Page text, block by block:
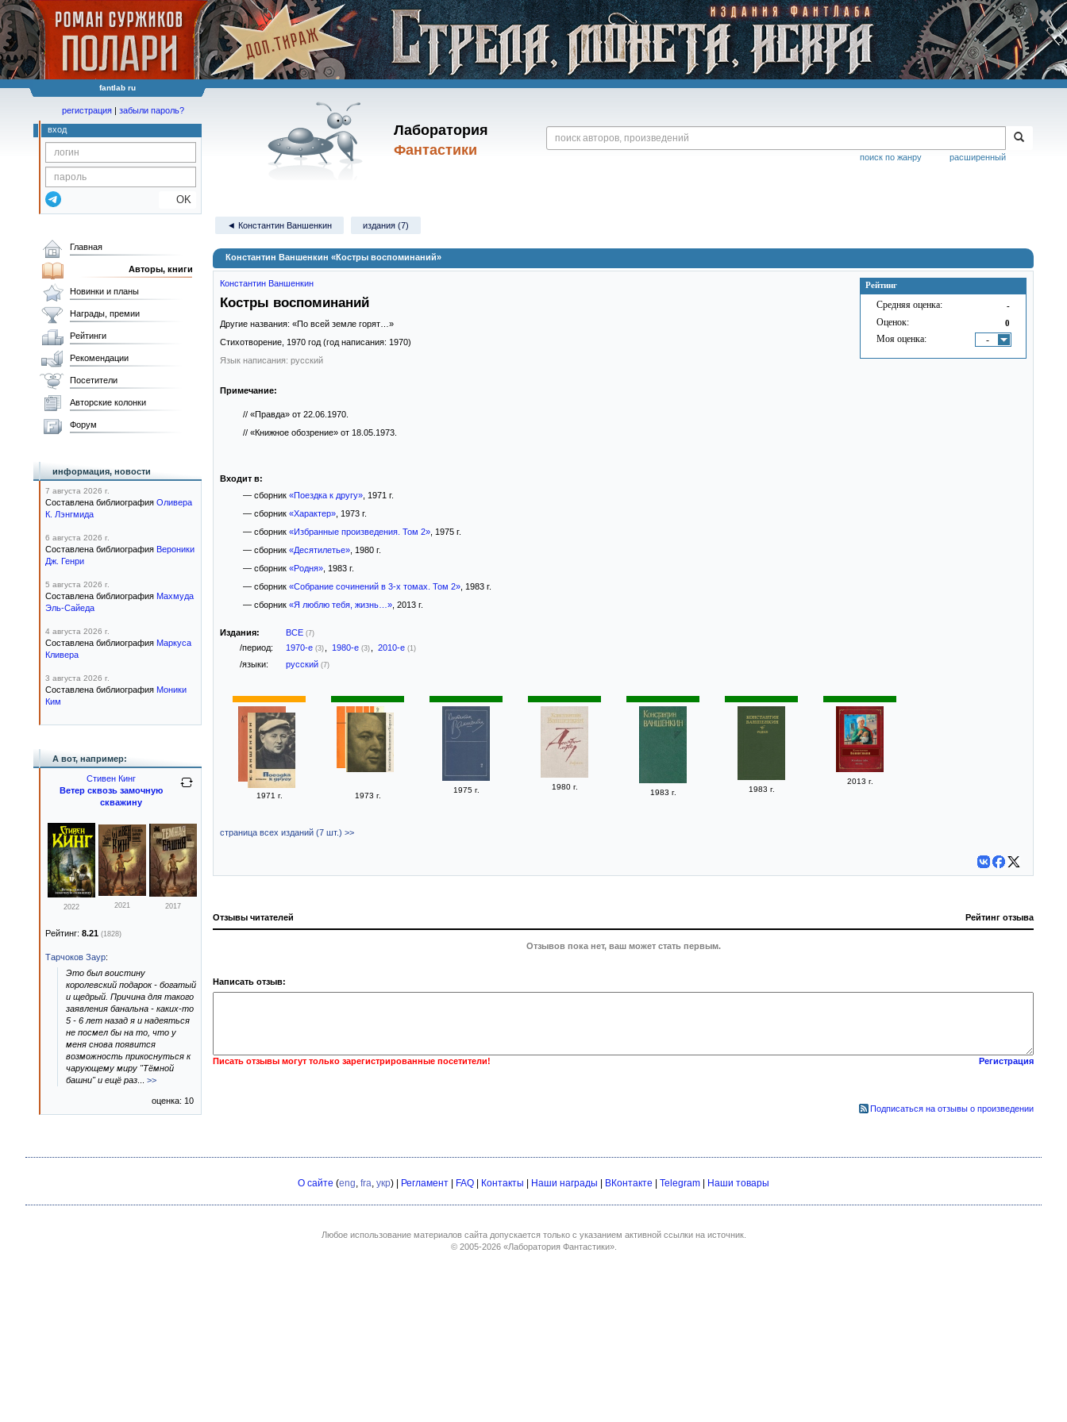
fantlab ru
Лаборатория
Фантастики
расширенный
поиск по жанру
регистрация | забыли пароль?
вход
OK
◄ Константин Ваншенкин издания (7)
Константин Ваншенкин «Костры воспоминаний»
Рейтинг
Средняя оценка: -
Оценок: 0
Моя оценка: -
Константин Ваншенкин
Костры воспоминаний
Другие названия: «По всей земле горят…»
Стихотворение, 1970 год (год написания: 1970)
Язык написания: русский
Примечание:
// «Правда» от 22.06.1970.
// «Книжное обозрение» от 18.05.1973.
Входит в:
— сборник «Поездка к другу», 1971 г.
— сборник «Характер», 1973 г.
— сборник «Избранные произведения. Том 2», 1975 г.
— сборник «Десятилетье», 1980 г.
— сборник «Родня», 1983 г.
— сборник «Собрание сочинений в 3-х томах. Том 2», 1983 г.
— сборник «Я люблю тебя, жизнь…», 2013 г.
Издания: ВСЕ (7)
/период: 1970-е (3) 1980-е (3) 2010-е (1)
/языки: русский (7)
1971 г. 1973 г.
1975 г. 1980 г.
1983 г. 1983 г.
2013 г.
страница всех изданий (7 шт.) >>
Отзывы читателей Рейтинг отзыва
Отзывов пока нет, ваш может стать первым.
Написать отзыв:
Писать отзывы могут только зарегистрированные посетители! Регистрация
Подписаться на отзывы о произведении
Главная
Авторы, книги
Новинки и планы
Награды, премии
Рейтинги
Рекомендации
Посетители
Авторские колонки
Форум
информация, новости
7 августа 2026 г.
Составлена библиография Оливера
К. Лэнгмида
6 августа 2026 г.
Составлена библиография Вероники
Дж. Генри
5 августа 2026 г.
Составлена библиография Махмуда
Эль-Сайеда
4 августа 2026 г.
Составлена библиография Маркуса
Кливера
3 августа 2026 г.
Составлена библиография Моники
Ким
А вот, например:
Стивен Кинг
Ветер сквозь замочную
скважину
2022 2021 2017
Рейтинг: 8.21 (1828)
Тарчоков Заур:
Это был воистину
королевский подарок - богатый
и щедрый. Причина для такого
заявления банальна - каких-то
5 - 6 лет назад я и надеяться
не посмел бы на то, что у
меня снова появится
возможность прикоснуться к
чарующему миру "Тёмной
башни" и ещё раз
>>
оценка: 10
О сайте (eng, fra, укр) | Регламент FAQ Контакты Наши награды ВКонтакте Telegram Наши товары
Любое использование материалов сайта допускается только с указанием активной ссылки на источник.
© 2005-2026 «Лаборатория Фантастики».